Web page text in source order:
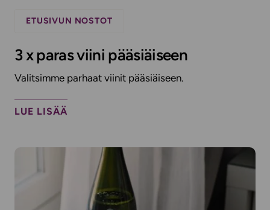
ETUSIVUN NOSTOT
3 x paras viini pääsiäiseen
Valitsimme parhaat viinit pääsiäiseen.
LUE LISÄÄ